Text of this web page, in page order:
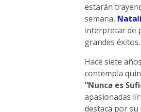
estarán
semana,
interpretar de
grandes éxitos.
Hace siete
contempla
“Nunca es
apasionadas
destaca por